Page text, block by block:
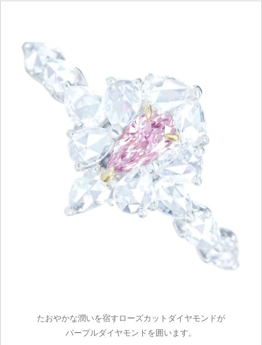
たおやかな潤いを宿すローズカットダイヤモンドが
パープルダイヤモンドを囲います。